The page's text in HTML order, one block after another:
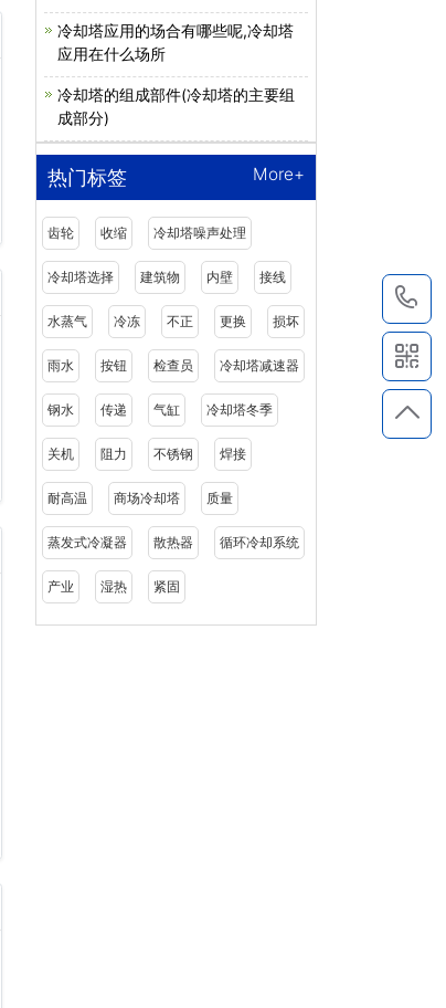
冷却塔应用的场合有哪些呢,冷却塔
应用在什么场所
冷却塔的组成部件(冷却塔的主要组
成部分)
热门标签 More+
齿轮 收缩 冷却塔噪声处理
冷却塔选择 建筑物 内壁 接线
水蒸气 冷冻 不正 更换 损坏
雨水 按钮 检查员 冷却塔减速器
钢水 传递 气缸 冷却塔冬季
关机 阻力 不锈钢 焊接
耐高温 商场冷却塔 质量
蒸发式冷凝器 散热器 循环冷却系统
产业 湿热 紧固